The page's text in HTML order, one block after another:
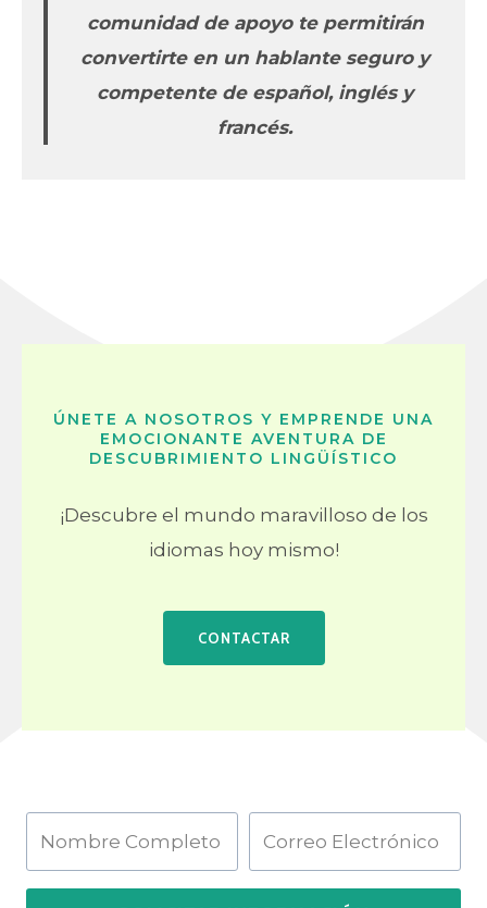
comunidad de apoyo te permitirán
convertirte en un hablante seguro y
competente de español, inglés y
francés.
ÚNETE A NOSOTROS Y EMPRENDE UNA
EMOCIONANTE AVENTURA DE
DESCUBRIMIENTO LINGÜÍSTICO
¡Descubre el mundo maravilloso de los
idiomas hoy mismo!
CONTACTAR